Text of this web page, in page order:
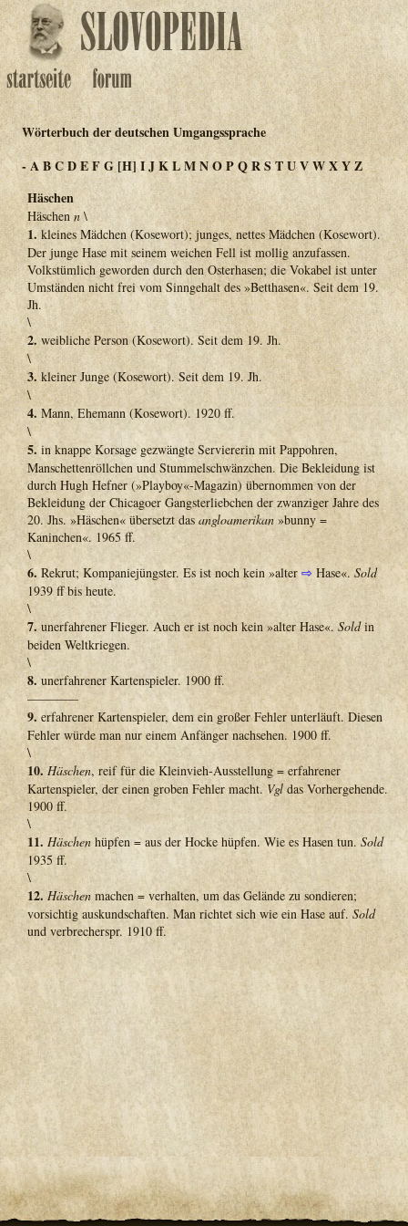
Wörterbuch der deutschen Umgangssprache
-ABCDEFG [H] IJKLMNOPQRSTUVWXYZ
Häschen
Häschen n \
1. kleines Mädchen (Kosewort); junges, nettes Mädchen (Kosewort).
Der junge Hase mit seinem weichen Fell ist mollig anzufassen.
Volkstümlich geworden durch den Osterhasen; die Vokabel ist unter
Umständen nicht frei vom Sinngehalt des »Betthasen«. Seit dem 19.
Jh.
\
2. weibliche Person (Kosewort). Seit dem 19. Jh.
\
3.kleiner Junge (Kosewort). Seit dem 19. Jh.
\
4. Mann, Ehemann (Kosewort). 1920 ff.
\
5. in knappe Korsage gezwängte Serviererin mit Pappohren,
Manschettenröllchen und Stummelschwänzchen. Die Bekleidung ist
durch Hugh Hefner (»Playboy«-Magazin) übernommen von der
Bekleidung der Chicagoer Gangsterliebchen der zwanziger Jahre des
20. Jhs. »Häschen« übersetzt das angloamerikan »bunny =
Kaninchen«. 1965 ff.
\
6. Rekrut; Kompaniejüngster. Es ist noch kein »alter ⇨ Hase«. Sold
1939 ff bis heute.
\
7. unerfahrener Flieger. Auch er ist noch kein »alter Hase«. Soldin
beiden Weltkriegen.
\
8.unerfahrener Kartenspieler. 1900 ff.
————
9. erfahrener Kartenspieler, dem ein großer Fehler unterläuft. Diesen
Fehler würde man nur einem Anfänger nachsehen. 1900 ff.
\
10. Häschen, reif für die Kleinvieh-Ausstellung = erfahrener
Kartenspieler, der einen groben Fehler macht. Vgl das Vorhergehende.
1900 ff.
\
11. Häschen hüpfen = aus der Hocke hüpfen. Wie es Hasen tun. Sold
1935 ff.
\
12. Häschen machen = verhalten, um das Gelände zu sondieren;
vorsichtig auskundschaften. Man richtet sich wie ein Hase auf. Sold
und verbrecherspr. 1910 ff.